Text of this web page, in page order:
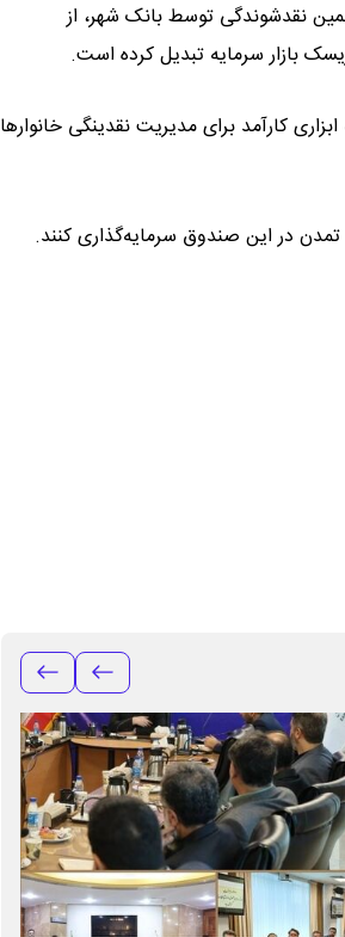
نقدشوندگی توسط بانک شهر، از
بازار سرمایه تبدیل کرده است.
کارآمد برای مدیریت نقدینگی خانوارها